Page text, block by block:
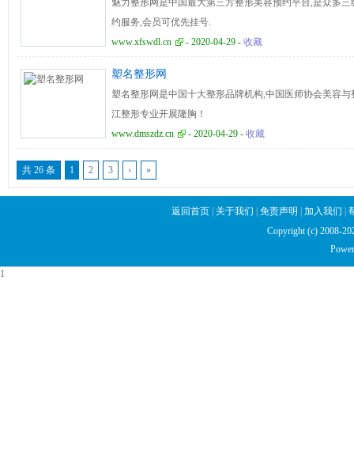
魅力整形网是中国最大第三方整形美容预约平台,是众多
约服务,会员可优先挂号.
www.xfswdl.cn
- 2020-04-29 - 收藏
塑名整形网
塑名整形网是中国十大整形品牌机构,中国医师协会美容
江整形专业开展隆胸！
www.dmszdz.cn
- 2020-04-29 - 收藏
共 26 条 1 2 3 › »
返回首页 关于我们 免责声明 加入我们
Copyright (c) 2008-
1